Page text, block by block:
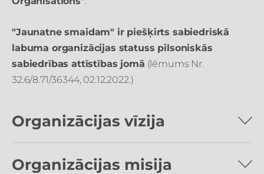
"Jaunatne smaidam" ir piešķirts sabiedriskā
labuma organizācijas statuss pilsoniskās
sabiedrības attīstības jomā (lēmums Nr.
32.6/8.71/36344, 02.12.2022.)
Organizācijas vīzija
Organizācijas misija